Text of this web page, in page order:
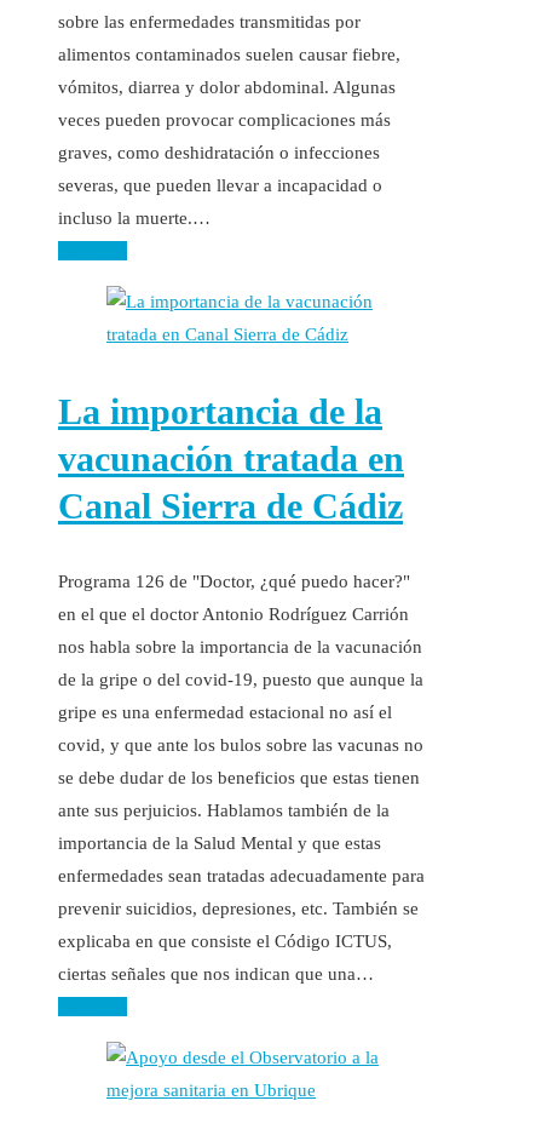
sobre las enfermedades transmitidas por
alimentos contaminados suelen causar fiebre,
vómitos, diarrea y dolor abdominal. Algunas
veces pueden provocar complicaciones más
graves, como deshidratación o infecciones
severas, que pueden llevar a incapacidad o
incluso la muerte.…
La importancia de la
vacunación tratada en
Canal Sierra de Cádiz
Programa 126 de "Doctor, ¿qué puedo hacer?"
en el que el doctor Antonio Rodríguez Carrión
nos habla sobre la importancia de la vacunación
de la gripe o del covid-19, puesto que aunque la
gripe es una enfermedad estacional no así el
covid, y que ante los bulos sobre las vacunas no
se debe dudar de los beneficios que estas tienen
ante sus perjuicios. Hablamos también de la
importancia de la Salud Mental y que estas
enfermedades sean tratadas adecuadamente para
prevenir suicidios, depresiones, etc. También se
explicaba en que consiste el Código ICTUS,
ciertas señales que nos indican que una…